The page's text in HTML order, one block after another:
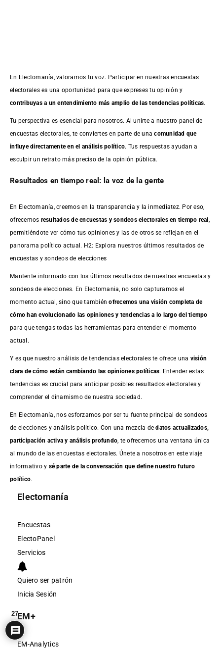
En Electomanía, valoramos tu voz. Participar en nuestras encuestas
electorales es una oportunidad para que expreses tu opinión y
contribuyas a un entendimiento más amplio de las tendencias políticas.
Tu perspectiva es esencial para nosotros. Al unirte a nuestro panel de
encuestas electorales, te conviertes en parte de unacomunidad que
influye directamente en el análisis político. Tus respuestas ayudan a
esculpir un retrato más preciso de la opinión pública.
Resultados en tiempo real: la voz de la gente
En Electomanía, creemos en la transparencia y la inmediatez. Por eso,
ofrecemos resultados deencuestas y sondeos electorales en tiempo real
permitiéndote ver cómo tus opiniones y las de otros se reflejan en el
panorama político actual. H2: Explora nuestros últimos resultados de
encuestas y sondeos de elecciones
Mantente informado con los últimos resultados de nuestras encuestasy
sondeos de elecciones. En Electomania, no solo capturamos el
momento actual, sino que tambiénofrecemos una visión completa de
cómo han evolucionado las opiniones y tendencias a lo largo del tiempo
para que tengas todas las herramientas para entender el momento
actual.
Y es que nuestro análisis de tendencias electorales te ofrece una visión
clara de cómo están cambiando las opiniones políticas. Entender estas
tendencias es crucial para anticipar posibles resultados electorales y
comprender el dinamismo de nuestra sociedad.
En Electomanía, nos esforzamos por ser tu fuente principal de sondeos
de elecciones y análisis político. Con una mezcla dedatos actualizados,
participación activa y análisis profundo , te ofrecemos una ventana única
al mundo de las encuestas electorales. Únete a nosotros en este viaje
informativo y sé parte de la conversación que define nuestro futuro
político.
Electomanía
Encuestas
ElectoPanel
Servicios
Quiero ser patrón
Inicia Sesión
EM+
EM-Analytics
27